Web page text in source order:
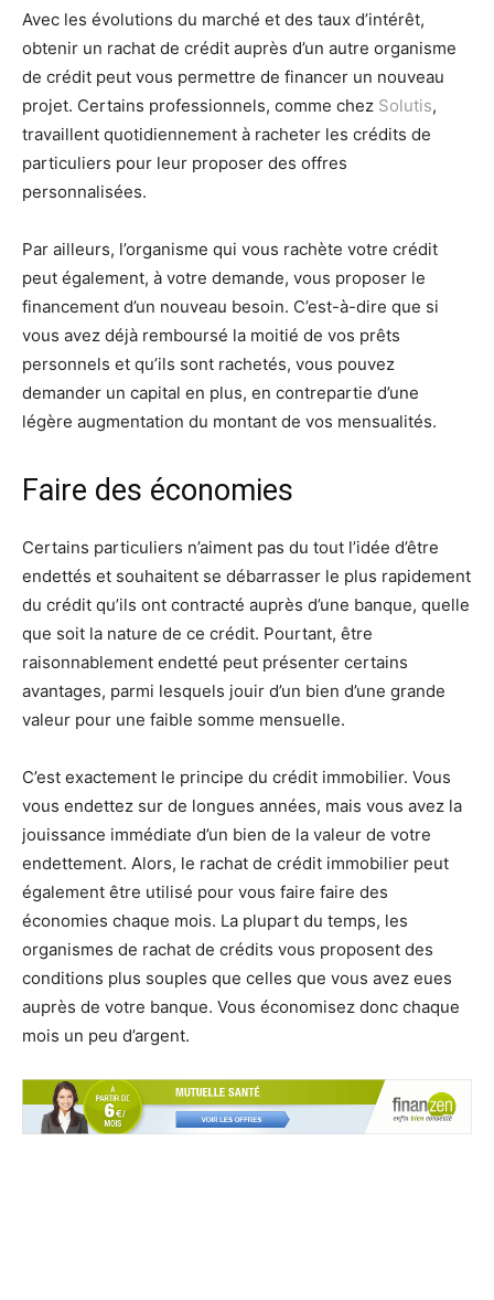
Avec les évolutions du marché et des taux d’intérêt,
obtenir un rachat de crédit auprès d’un autre organisme
de crédit peut vous permettre de financer un nouveau
projet. Certains professionnels, comme chez Solutis,
travaillent quotidiennement à racheter les crédits de
particuliers pour leur proposer des offres
personnalisées.
Par ailleurs, l’organisme qui vous rachète votre crédit
peut également, à votre demande, vous proposer le
financement d’un nouveau besoin. C’est-à-dire que si
vous avez déjà remboursé la moitié de vos prêts
personnels et qu’ils sont rachetés, vous pouvez
demander un capital en plus, en contrepartie d’une
légère augmentation du montant de vos mensualités.
Faire des économies
Certains particuliers n’aiment pas du tout l’idée d’être
endettés et souhaitent se débarrasser le plus rapidement
du crédit qu’ils ont contracté auprès d’une banque, quelle
que soit la nature de ce crédit. Pourtant, être
raisonnablement endetté peut présenter certains
avantages, parmi lesquels jouir d’un bien d’une grande
valeur pour une faible somme mensuelle.
C’est exactement le principe du crédit immobilier. Vous
vous endettez sur de longues années, mais vous avez la
jouissance immédiate d’un bien de la valeur de votre
endettement. Alors, le rachat de crédit immobilier peut
également être utilisé pour vous faire faire des
économies chaque mois. La plupart du temps, les
organismes de rachat de crédits vous proposent des
conditions plus souples que celles que vous avez eues
auprès de votre banque. Vous économisez donc chaque
mois un peu d’argent.